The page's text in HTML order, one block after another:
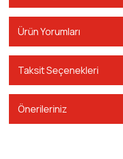
Ürün Yorumları
Taksit Seçenekleri
Önerileriniz